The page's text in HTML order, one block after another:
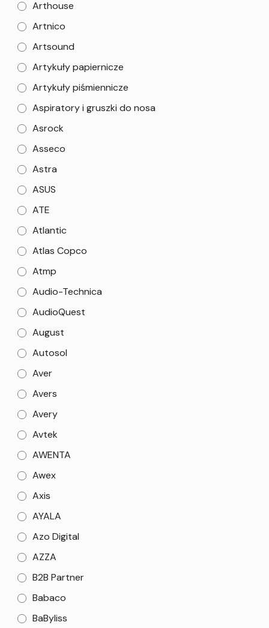
Arthouse
Artnico
Artsound
Artykuły papiernicze
Artykuły piśmiennicze
Aspiratory i gruszki do nosa
Asrock
Asseco
Astra
ASUS
ATE
Atlantic
Atlas Copco
Atmp
Audio-Technica
AudioQuest
August
Autosol
Aver
Avers
Avery
Avtek
AWENTA
Awex
Axis
AYALA
Azo Digital
AZZA
B2B Partner
Babaco
BaByliss